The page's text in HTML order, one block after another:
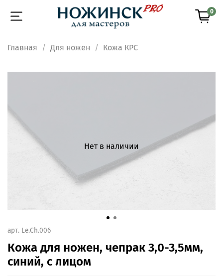
0
Главная Для ножен Кожа КРС
Нет в наличии
арт. Le.Ch.006
Кожа для ножен, чепрак 3,0-3,5мм,
синий, с лицом